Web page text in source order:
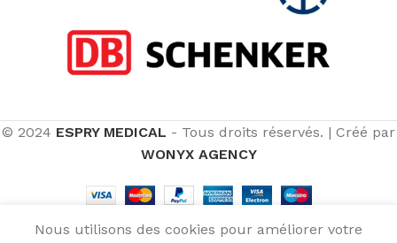
© 2024 ESPRY MEDICAL - Tous droits réservés. | Créé par
WONYX AGENCY
Nous utilisons des cookies pour améliorer votre